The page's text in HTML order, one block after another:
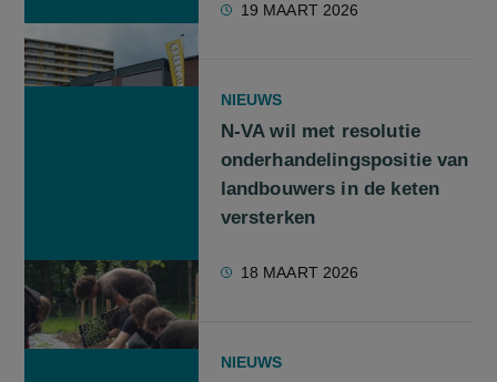
19 MAART 2026
NIEUWS
N-VA wil met resolutie
onderhandelingspositie van
landbouwers in de keten
versterken
18 MAART 2026
NIEUWS